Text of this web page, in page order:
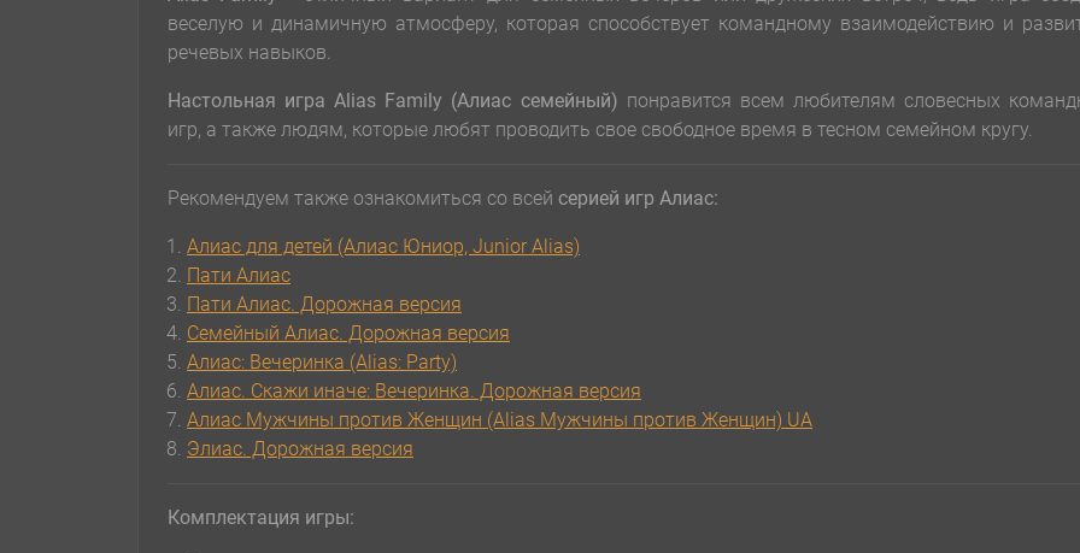
веселую и динамичную атмосферу, которая способствует командному взаимодействию и
речевых навыков.
Настольная игра Alias Family (Алиас семейный) понравится всем любителям словесных
игр, а также людям, которые любят проводить свое свободное время в тесном семейном кругу.
Рекомендуем также ознакомиться со всей серией игр Алиас:
Алиас для детей (Алиас Юниор, Junior Alias)
Пати Алиас
Пати Алиас. Дорожная версия
Семейный Алиас. Дорожная версия
Алиас: Вечеринка (Alias: Party)
Алиас. Скажи иначе: Вечеринка. Дорожная версия
Алиас Мужчины против Женщин (Alias Мужчины против Женщин) UA
Элиас. Дорожная версия
Комплектация игры: